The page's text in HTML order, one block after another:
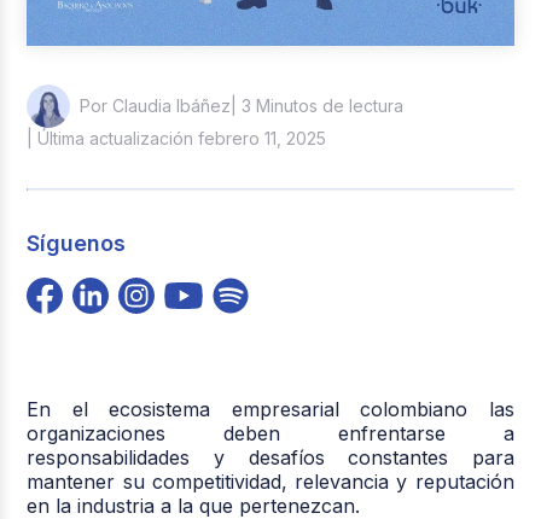
Por Claudia Ibáñez | 3 Minutos de lectura
| Última actualización febrero 11, 2025
Síguenos
En el ecosistema empresarial colombiano las
organizaciones deben enfrentarse a
responsabilidades y desafíos constantes para
mantener su competitividad, relevancia y reputación
en la industria a la que pertenezcan.